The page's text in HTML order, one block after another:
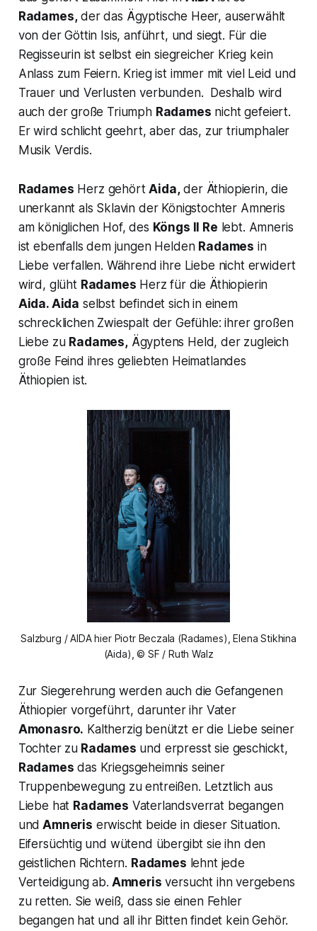
Radames,der das Ägyptische Heer, auserwählt
von der Göttin Isis, anführt, und siegt. Für die
Regisseurin ist selbst ein siegreicher Krieg kein
Anlass zum Feiern. Krieg ist immer mit viel Leid und
Trauer und Verlusten verbunden. Deshalb wird
auch der große Triumph Radames nicht gefeiert.
Er wird schlicht geehrt, aber das, zur triumphaler
Musik Verdis.
Radames Herz gehörtAida,der Äthiopierin, die
unerkannt als Sklavin der Königstochter Amneris
am königlichen Hof, des Köngs II Re lebt. Amneris
ist ebenfalls dem jungen Helden Radames in
Liebe verfallen. Während ihre Liebe nicht erwidert
wird, glüht Radames Herz für die Äthiopierin
Aida. Aida selbst befindet sich in einem
schrecklichen Zwiespalt der Gefühle: ihrer großen
Liebe zu Radames, Ägyptens Held, der zugleich
große Feind ihres geliebten Heimatlandes
Äthiopien ist.
Salzburg / AIDA hier Piotr Beczala (Radames), Elena Stikhina
(Aida), © SF / Ruth Walz
Zur Siegerehrung werden auch die Gefangenen
Äthiopier vorgeführt, darunter ihr Vater
Amonasro. Kaltherzig benützt er die Liebe seiner
Tochter zu Radames und erpresst sie geschickt,
Radames das Kriegsgeheimnis seiner
Truppenbewegung zu entreißen. Letztlich aus
Liebe hat Radames Vaterlandsverrat begangen
und Amneris erwischt beide in dieser Situation.
Eifersüchtig und wütend übergibt sie ihn den
geistlichen Richtern. Radames lehnt jede
Verteidigung ab. Amneris versucht ihn vergebens
zu retten. Sie weiß, dass sie einen Fehler
begangen hat und all ihr Bitten findet kein Gehör.